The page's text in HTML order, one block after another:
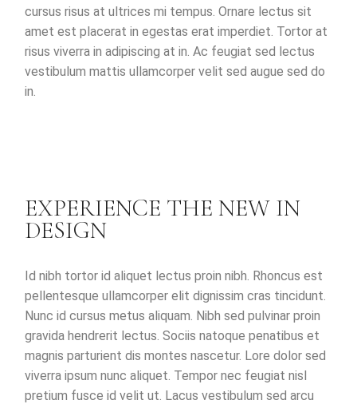
cursus risus at ultrices mi tempus. Ornare lectus sit
amet est placerat in egestas erat imperdiet. Tortor at
risus viverra in adipiscing at in. Ac feugiat sed lectus
vestibulum mattis ullamcorper velit sed augue sed do
in.
EXPERIENCE THE NEW IN
DESIGN
Id nibh tortor id aliquet lectus proin nibh. Rhoncus est
pellentesque ullamcorper elit dignissim cras tincidunt.
Nunc id cursus metus aliquam. Nibh sed pulvinar proin
gravida hendrerit lectus. Sociis natoque penatibus et
magnis parturient dis montes nascetur. Lore dolor sed
viverra ipsum nunc aliquet. Tempor nec feugiat nisl
pretium fusce id velit ut. Lacus vestibulum sed arcu